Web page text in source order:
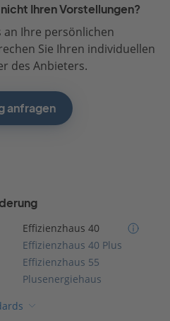
Ihren Vorstellungen?
an Ihre persönlichen
Sie Ihren individuellen
des Anbieters.
anfragen
Effizienzhaus 40
Effizienzhaus 40 Plus
Effizienzhaus 55
Plusenergiehaus